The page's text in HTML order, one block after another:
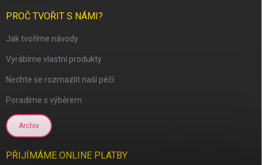
PROČ TVOŘIT S NÁMI?
Jak tvoříme návody
Vyrábíme vlastní produkty
Nechte se rozmazlit naší péčí
Poradíme s výběrem
Archiv
PŘIJÍMÁME ONLINE PLATBY